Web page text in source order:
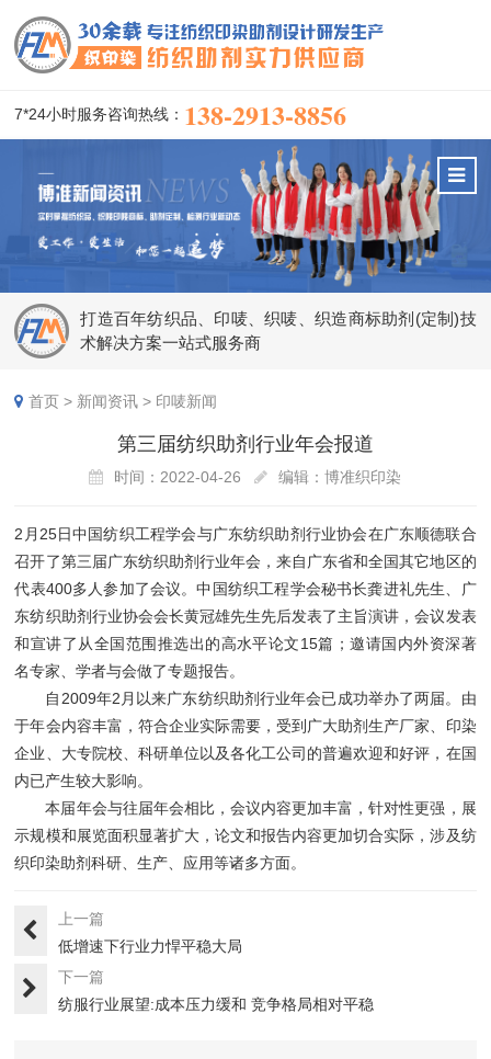
7*24小时服务咨询热线： 138-2913-8856
打造百年纺织品、印唛、织唛、织造商标助剂(定制)技
术解决方案一站式服务商
首页 > 新闻资讯 > 印唛新闻
第三届纺织助剂行业年会报道
时间：2022-04-26 编辑：博准织印染
2月25日中国纺织工程学会与广东纺织助剂行业协会在广东顺德联合
召开了第三届广东纺织助剂行业年会，来自广东省和全国其它地区的
代表400多人参加了会议。中国纺织工程学会秘书长龚进礼先生、广
东纺织助剂行业协会会长黄冠雄先生先后发表了主旨演讲，会议发表
和宣讲了从全国范围推选出的高水平论文15篇；邀请国内外资深著
名专家、学者与会做了专题报告。
自2009年2月以来广东纺织助剂行业年会已成功举办了两届。由
于年会内容丰富，符合企业实际需要，受到广大助剂生产厂家、印染
企业、大专院校、科研单位以及各化工公司的普遍欢迎和好评，在国
内已产生较大影响。
本届年会与往届年会相比，会议内容更加丰富，针对性更强，展
示规模和展览面积显著扩大，论文和报告内容更加切合实际，涉及纺
织印染助剂科研、生产、应用等诸多方面。
上一篇
低增速下行业力悍平稳大局
下一篇
纺服行业展望:成本压力缓和 竞争格局相对平稳